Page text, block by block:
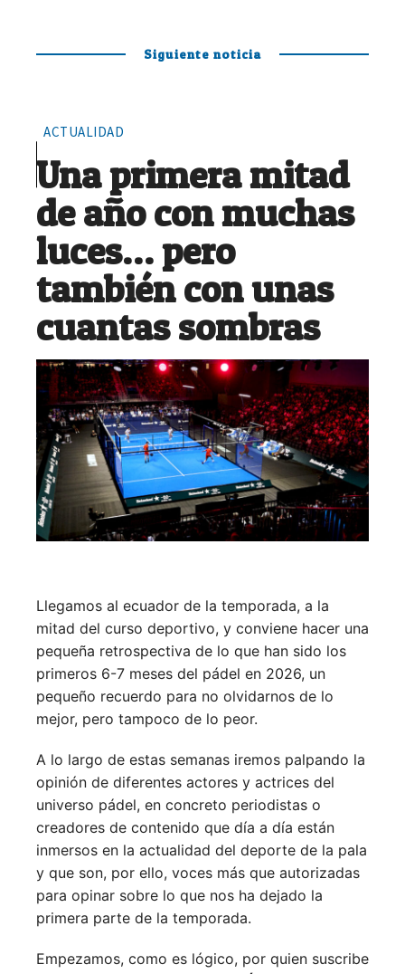
Siguiente noticia
ACTUALIDAD
Una primera mitad
de año con muchas
luces… pero
también con unas
cuantas sombras
Llegamos al ecuador de la temporada, a la
mitad del curso deportivo, y conviene hacer una
pequeña retrospectiva de lo que han sido los
primeros 6-7 meses del pádel en 2026, un
pequeño recuerdo para no olvidarnos de lo
mejor, pero tampoco de lo peor.
A lo largo de estas semanas iremos palpando la
opinión de diferentes actores y actrices del
universo pádel, en concreto periodistas o
creadores de contenido que día a día están
inmersos en la actualidad del deporte de la pala
y que son, por ello, voces más que autorizadas
para opinar sobre lo que nos ha dejado la
primera parte de la temporada.
Empezamos, como es lógico, por quien suscribe